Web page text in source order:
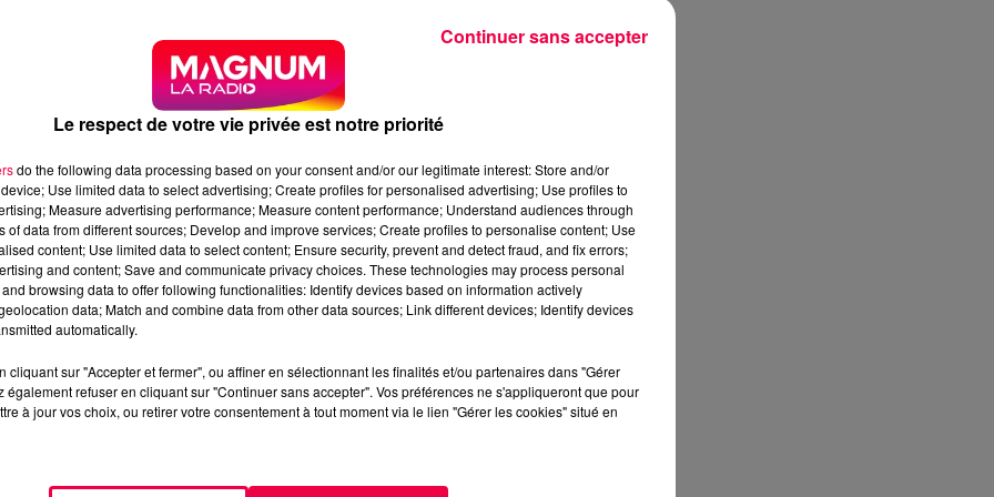
2 min 54 sec
MAL BARRÉ » ?
« être mal barré »?
de l’expression ETRE MAL BARRÉ
souvent : “il est mal barré”. Et franchement, quand on
matin… on voit très bien le concept. 😅
parle d’une route barrée, d’une impasse ou d’un
les bateaux ! ⛵
autrement dit diriger le bateau. Et forcément, si le marin
Le respect de votre vie privée est notre priorité
do the following data processing based on your consent and/or our legitimate interest: Store and/or
Use limited data to select advertising; Create profiles for personalised advertising; Use profiles to
Measure advertising performance; Measure content performance; Understand audiences through
of data from different sources; Develop and improve services; Create profiles to personalise content; Use
content; Use limited data to select content; Ensure security, prevent and detect fraud, and fix errors;
and content; Save and communicate privacy choices. These technologies may process personal
browsing data to offer following functionalities: Identify devices based on information actively
data; Match and combine data from other data sources; Link different devices; Identify devices
automatically.
cliquant sur "Accepter et fermer", ou affiner en sélectionnant les finalités et/ou partenaires dans "Gérer
également refuser en cliquant sur "Continuer sans accepter". Vos préférences ne s'appliqueront que pour
à jour vos choix, ou retirer votre consentement à tout moment via le lien "Gérer les cookies" situé en
Continuer sans accepter